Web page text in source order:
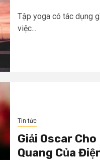
Tập yoga có tác dụng
việc...
Tin tức
Giải Oscar
Quang Của